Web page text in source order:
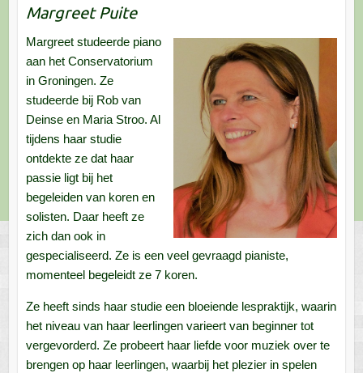
Margreet Puite
Margreet studeerde piano
aan het Conservatorium
in Groningen. Ze
studeerde bij Rob van
Deinse en Maria Stroo. Al
tijdens haar studie
ontdekte ze dat haar
passie ligt bij het
begeleiden van koren en
solisten. Daar heeft ze
zich dan ook in
gespecialiseerd. Ze is een veel gevraagd pianiste,
momenteel begeleidt ze 7 koren.
Ze heeft sinds haar studie een bloeiende lespraktijk, waarin
het niveau van haar leerlingen varieert van beginner tot
vergevorderd. Ze probeert haar liefde voor muziek over te
brengen op haar leerlingen, waarbij het plezier in spelen